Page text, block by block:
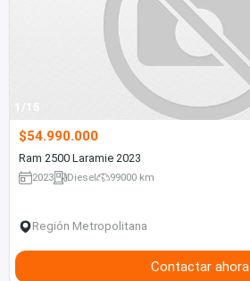
1/15
$54.990.000
Ram 2500 Laramie 2023
2023 Diesel 99000 km
Región Metropolitana
Contactar ahora